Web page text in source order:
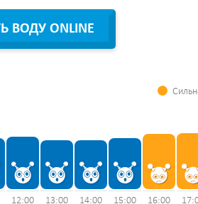
ВОДУ ONLINE
12:00 13:00 14:00 15:00 16:00